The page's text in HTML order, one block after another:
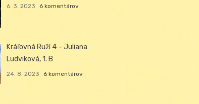
6. 3. 2023 6 komentárov
Kráľovná Ruží 4 – Juliana
Ludviková, 1. B
24. 8. 2023 6 komentárov